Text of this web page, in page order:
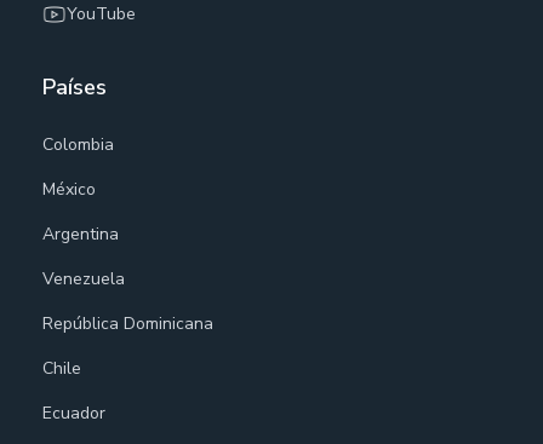
YouTube
Países
Colombia
México
Argentina
Venezuela
República Dominicana
Chile
Ecuador